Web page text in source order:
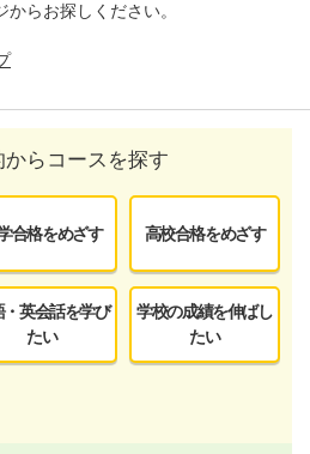
らお探しください。
からコースを探す
合格をめざす 高校合格をめざす
・英会話を学び
たい
学校の成績を伸ばし
たい